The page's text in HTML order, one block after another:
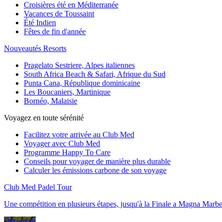
Croisières été en Méditerranée
Vacances de Toussaint
Été Indien
Fêtes de fin d'année
Nouveautés Resorts
Pragelato Sestriere, Alpes italiennes
South Africa Beach & Safari, Afrique du Sud
Punta Cana, République dominicaine
Les Boucaniers, Martinique
Bornéo, Malaisie
Voyagez en toute sérénité
Facilitez votre arrivée au Club Med
Voyager avec Club Med
Programme Happy To Care
Conseils pour voyager de manière plus durable
Calculer les émissions carbone de son voyage
Club Med Padel Tour
Une compétition en plusieurs étapes, jusqu'à la Finale a Magna